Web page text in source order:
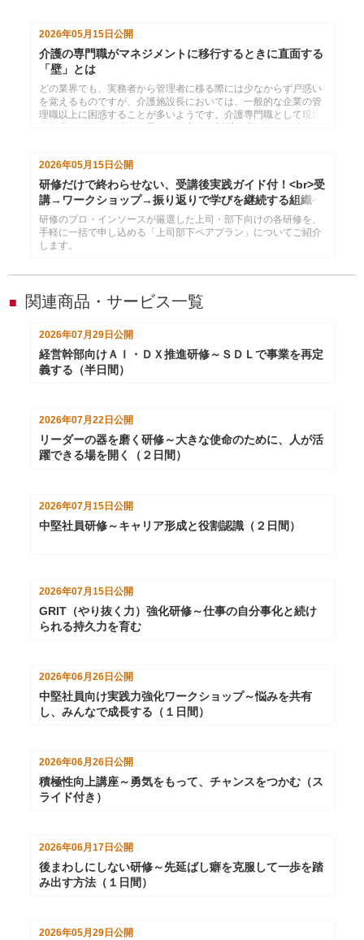
で、ＳＶを育てる研修・マネジメント設計に役立つ具体的な視点
を提供します。
2026年05月15日 公開
介護の専門職がマネジメントに移行するときに直面する
「壁」とは
どの業界でも、実務者から管理者に移る際には少なからず戸惑い
を覚えるものですが、介護施設長においては、一般的な企業の管
理職以上に困惑することが多いようです。介護専門職として現場
安定させるために押さえたい視点を解説します。
2026年05月15日公開
研修だけで終わらせない、受講後実践ガイド付！<br>受
講→ワークショップ→振り返りで学びを継続する組織へ
研修のプロ・インソースが厳選した上司・部下向けの各研修を、
手軽に一括で申し込める「上司部下ペアプラン」についてご紹介
します。
■ 関連商品・サービス一覧
2026年07月29日 公開
経営幹部向けＡＩ・ＤＸ推進研修～ＳＤＬで事業を再定
義する（半日間）
2026年07月22日 公開
リーダーの器を磨く研修～大きな使命のために、人が活
躍できる場を開く（２日間）
2026年07月15日公開
中堅社員研修～キャリア形成と役割認識（２日間）
2026年07月15日公開
GRIT（やり抜く力）強化研修～仕事の自分事化と続け
られる持久力を育む
2026年06月26日公開
中堅社員向け実践力強化ワークショップ～悩みを共有
し、みんなで成長する（１日間）
2026年06月26日 公開
積極性向上講座～勇気をもって、チャンスをつかむ（ス
ライド付き）
2026年06月17日 公開
後まわしにしない研修～先延ばし癖を克服して一歩を踏
み出す方法（１日間）
2026年05月29日 公開